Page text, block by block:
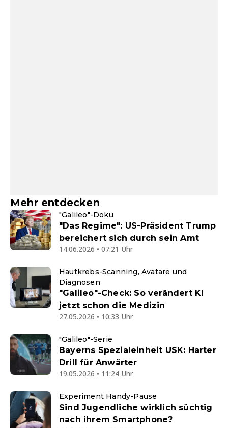
Mehr entdecken
"Galileo"-Doku
"Das Regime": US-Präsident Trump
bereichert sich durch sein Amt
14.06.2026 • 07:21 Uhr
Hautkrebs-Scanning, Avatare und
Diagnosen
"Galileo"-Check: So verändert KI
jetzt schon die Medizin
27.05.2026 • 10:33 Uhr
"Galileo"-Serie
Bayerns Spezialeinheit USK: Harter
Drill für Anwärter
19.05.2026 • 11:24 Uhr
Experiment Handy-Pause
Sind Jugendliche wirklich süchtig
nach ihrem Smartphone?